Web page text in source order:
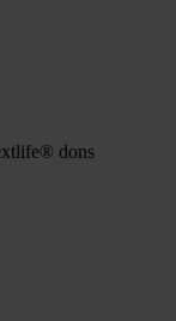
dons